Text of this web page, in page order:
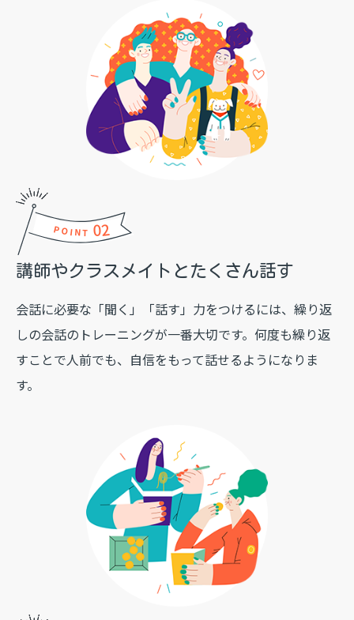
POINT02
講師やクラスメイトと たくさん話す
会話に必要な「聞く」「話す」力をつけるには、繰り返
しの会話のトレーニングが一番大切です。何度も繰り返
すことで人前でも、自信をもって話せるようになりま
す。